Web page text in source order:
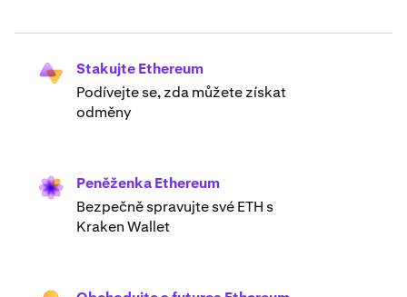
Stakujte Ethereum
Podívejte se, zda můžete získat
odměny
Peněženka Ethereum
Bezpečně spravujte své ETH s
Kraken Wallet